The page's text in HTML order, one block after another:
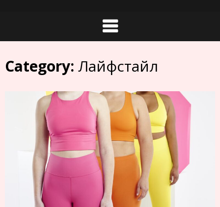
Category: Лайфстайл